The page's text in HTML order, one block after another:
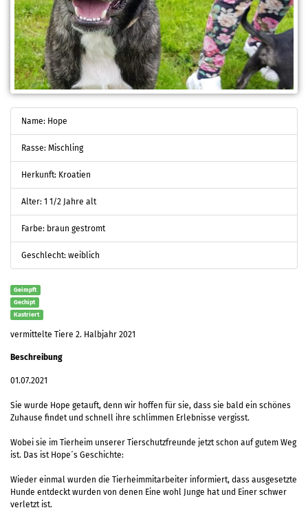
Name: Hope
Rasse: Mischling
Herkunft: Kroatien
Alter: 1 1/2 Jahre alt
Farbe: braun gestromt
Geschlecht: weiblich
Geimpft
Gechipt
Kastriert
vermittelte Tiere 2. Halbjahr 2021
Beschreibung
01.07.2021
Sie wurde Hope getauft, denn wir hoffen für sie, dass sie bald ein schönes
Zuhause findet und schnell ihre schlimmen Erlebnisse vergisst.
Wobei sie im Tierheim unserer Tierschutzfreunde jetzt schon auf gutem Weg
ist. Das ist Hope´s Geschichte:
Wieder einmal wurden die Tierheimmitarbeiter informiert, dass ausgesetzte
Hunde entdeckt wurden von denen Eine wohl Junge hat und Einer schwer
verletzt ist.